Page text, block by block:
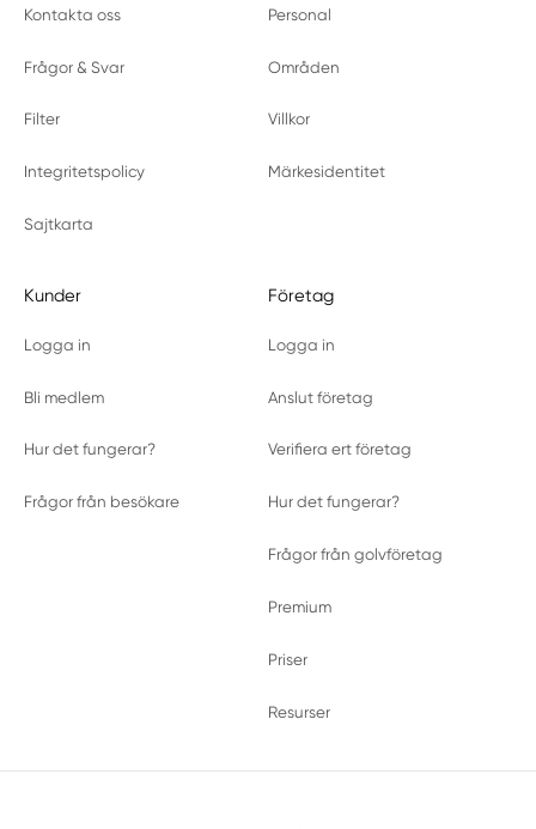
Kontakta oss Personal
Frågor & Svar Områden
Filter Villkor
Integritetspolicy Märkesidentitet
Sajtkarta
Kunder
Logga in
Bli medlem
Hur det fungerar?
Frågor från besökare
Företag
Logga in
Anslut företag
Verifiera ert företag
Hur det fungerar?
Frågor från golvföretag
Premium
Priser
Resurser